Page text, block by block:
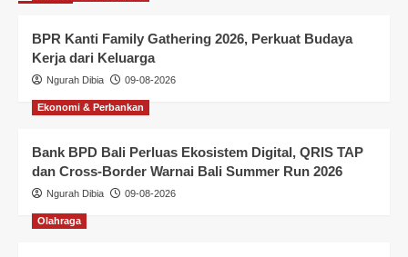
BPR Kanti Family Gathering 2026, Perkuat Budaya
Kerja dari Keluarga
Ngurah Dibia 09-08-2026
Ekonomi & Perbankan
Bank BPD Bali Perluas Ekosistem Digital, QRIS TAP
dan Cross-Border Warnai Bali Summer Run 2026
Ngurah Dibia 09-08-2026
Olahraga